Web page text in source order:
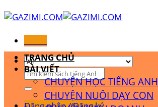
Tìm
kiếm:
TRANG CHỦ
BÀI VIẾT
CHUYỆN HỌC TIẾNG ANH
CHUYỆN NUÔI DẠY CON